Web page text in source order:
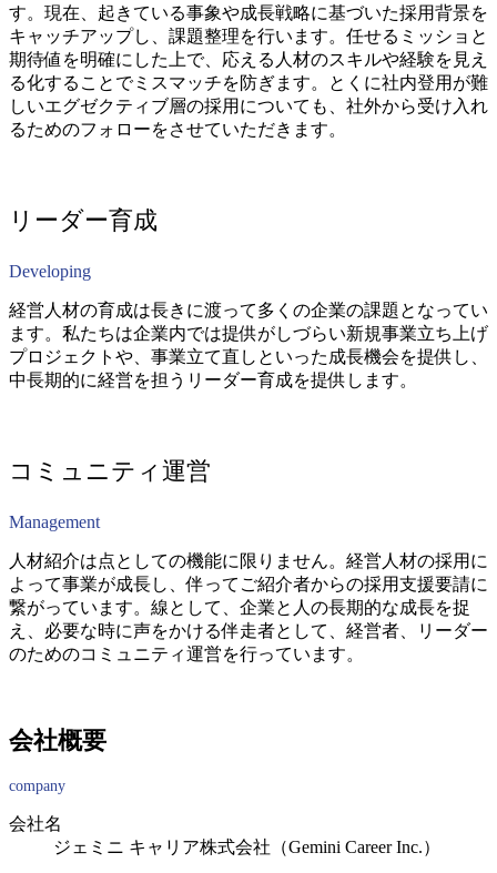
す。現在、起きている事象や成長戦略に基づいた採用背景を
キャッチアップし、課題整理を行います。任せるミッショと
期待値を明確にした上で、応える人材のスキルや経験を見え
る化することでミスマッチを防ぎます。とくに社内登用が難
しいエグゼクティブ層の採用についても、社外から受け入れ
るためのフォローをさせていただきます。
リーダー育成
Developing
経営人材の育成は長きに渡って多くの企業の課題となってい
ます。私たちは企業内では提供がしづらい新規事業立ち上げ
プロジェクトや、事業立て直しといった成長機会を提供し、
中長期的に経営を担うリーダー育成を提供します。
コミュニティ運営
Management
人材紹介は点としての機能に限りません。経営人材の採用に
よって事業が成長し、伴ってご紹介者からの採用支援要請に
繋がっています。線として、企業と人の長期的な成長を捉
え、必要な時に声をかける伴走者として、経営者、リーダー
のためのコミュニティ運営を行っています。
会社概要
company
会社名
ジェミニ キャリア株式会社（Gemini Career Inc.）